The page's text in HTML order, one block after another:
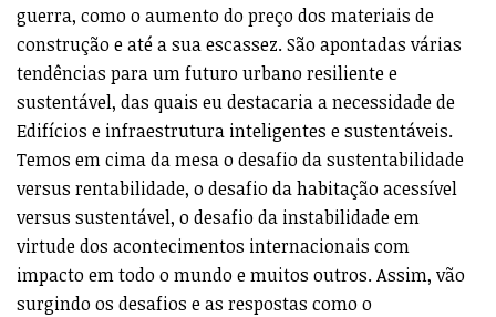
guerra, como o aumento do preço dos materiais de
construção e até a sua escassez. São apontadas várias
tendências para um futuro urbano resiliente e
sustentável, das quais eu destacaria a necessidade de
Edifícios e infraestrutura inteligentes e sustentáveis.
Temos em cima da mesa o desafio da sustentabilidade
versus rentabilidade, o desafio da habitação acessível
versus sustentável, o desafio da instabilidade em
virtude dos acontecimentos internacionais com
impacto em todo o mundo e muitos outros. Assim, vão
surgindo os desafios e as respostas como o